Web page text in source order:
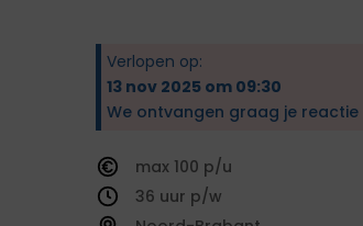
Verlopen op:
13 nov 2025 om 09:30
We ontvangen graag je reactie
100
36